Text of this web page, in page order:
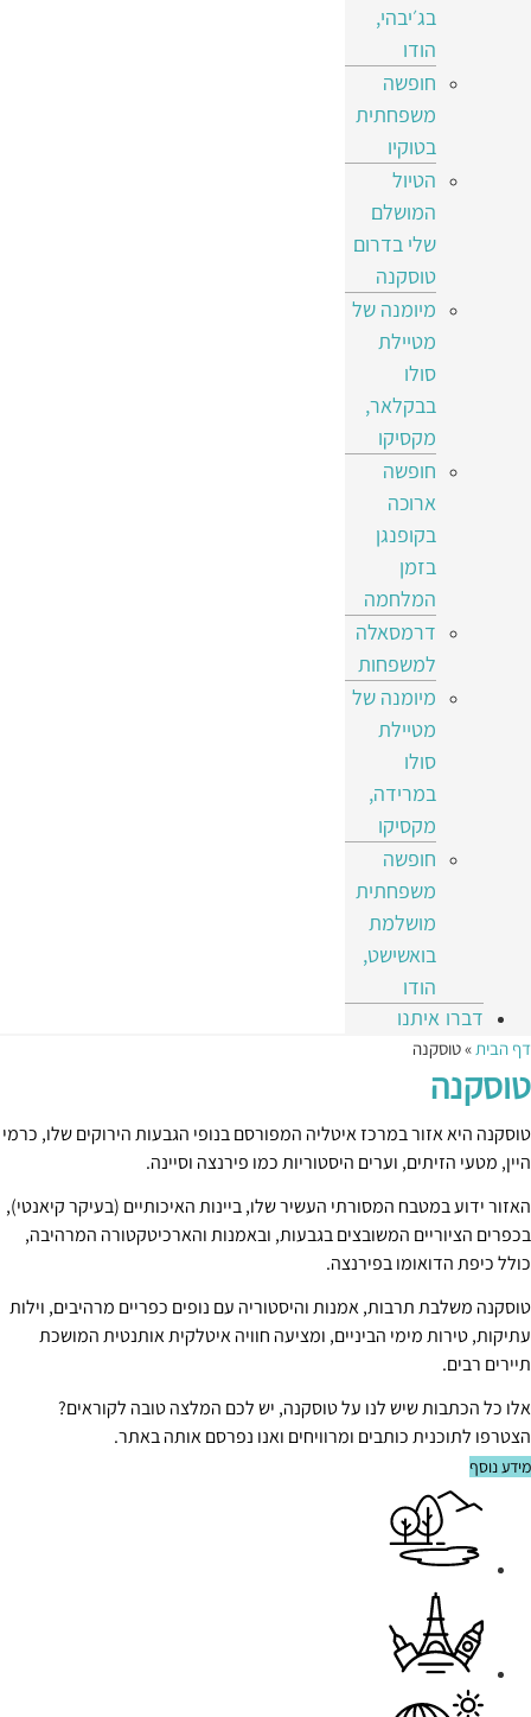
בג׳יבהי,
הודו
חופשה
משפחתית
בטוקיו
הטיול
המושלם
שלי בדרום
טוסקנה
מיומנה של
מטיילת
סולו
בבקלאר,
מקסיקו
חופשה
ארוכה
בקופנגן
בזמן
המלחמה
דרמסאלה
למשפחות
מיומנה של
מטיילת
סולו
במרידה,
מקסיקו
חופשה
משפחתית
מושלמת
בואשישט,
הודו
דברו איתנו
דף הבית »טוסקנה
טוסקנה
טוסקנה היא אזור במרכז איטליה המפורסם בנופי הגבעות הירוקים שלו, כרמי
היין, מטעי הזיתים, וערים היסטוריות כמו פירנצה וסיינה.
האזור ידוע במטבח המסורתי העשיר שלו, ביינות האיכותיים (בעיקר קיאנטי),
בכפרים הציוריים המשובצים בגבעות, ובאמנות והארכיטקטורה המרהיבה,
כולל כיפת הדואומו בפירנצה.
טוסקנה משלבת תרבות, אמנות והיסטוריה עם נופים כפריים מרהיבים, וילות
עתיקות, טירות מימי הביניים, ומציעה חוויה איטלקית אותנטית המושכת
תיירים רבים.
אלו כל הכתבות שיש לנו על טוסקנה, יש לכם המלצה טובה לקוראים?
הצטרפו לתוכנית כותבים ומרוויחים ואנו נפרסם אותה באתר.
מידע נוסף